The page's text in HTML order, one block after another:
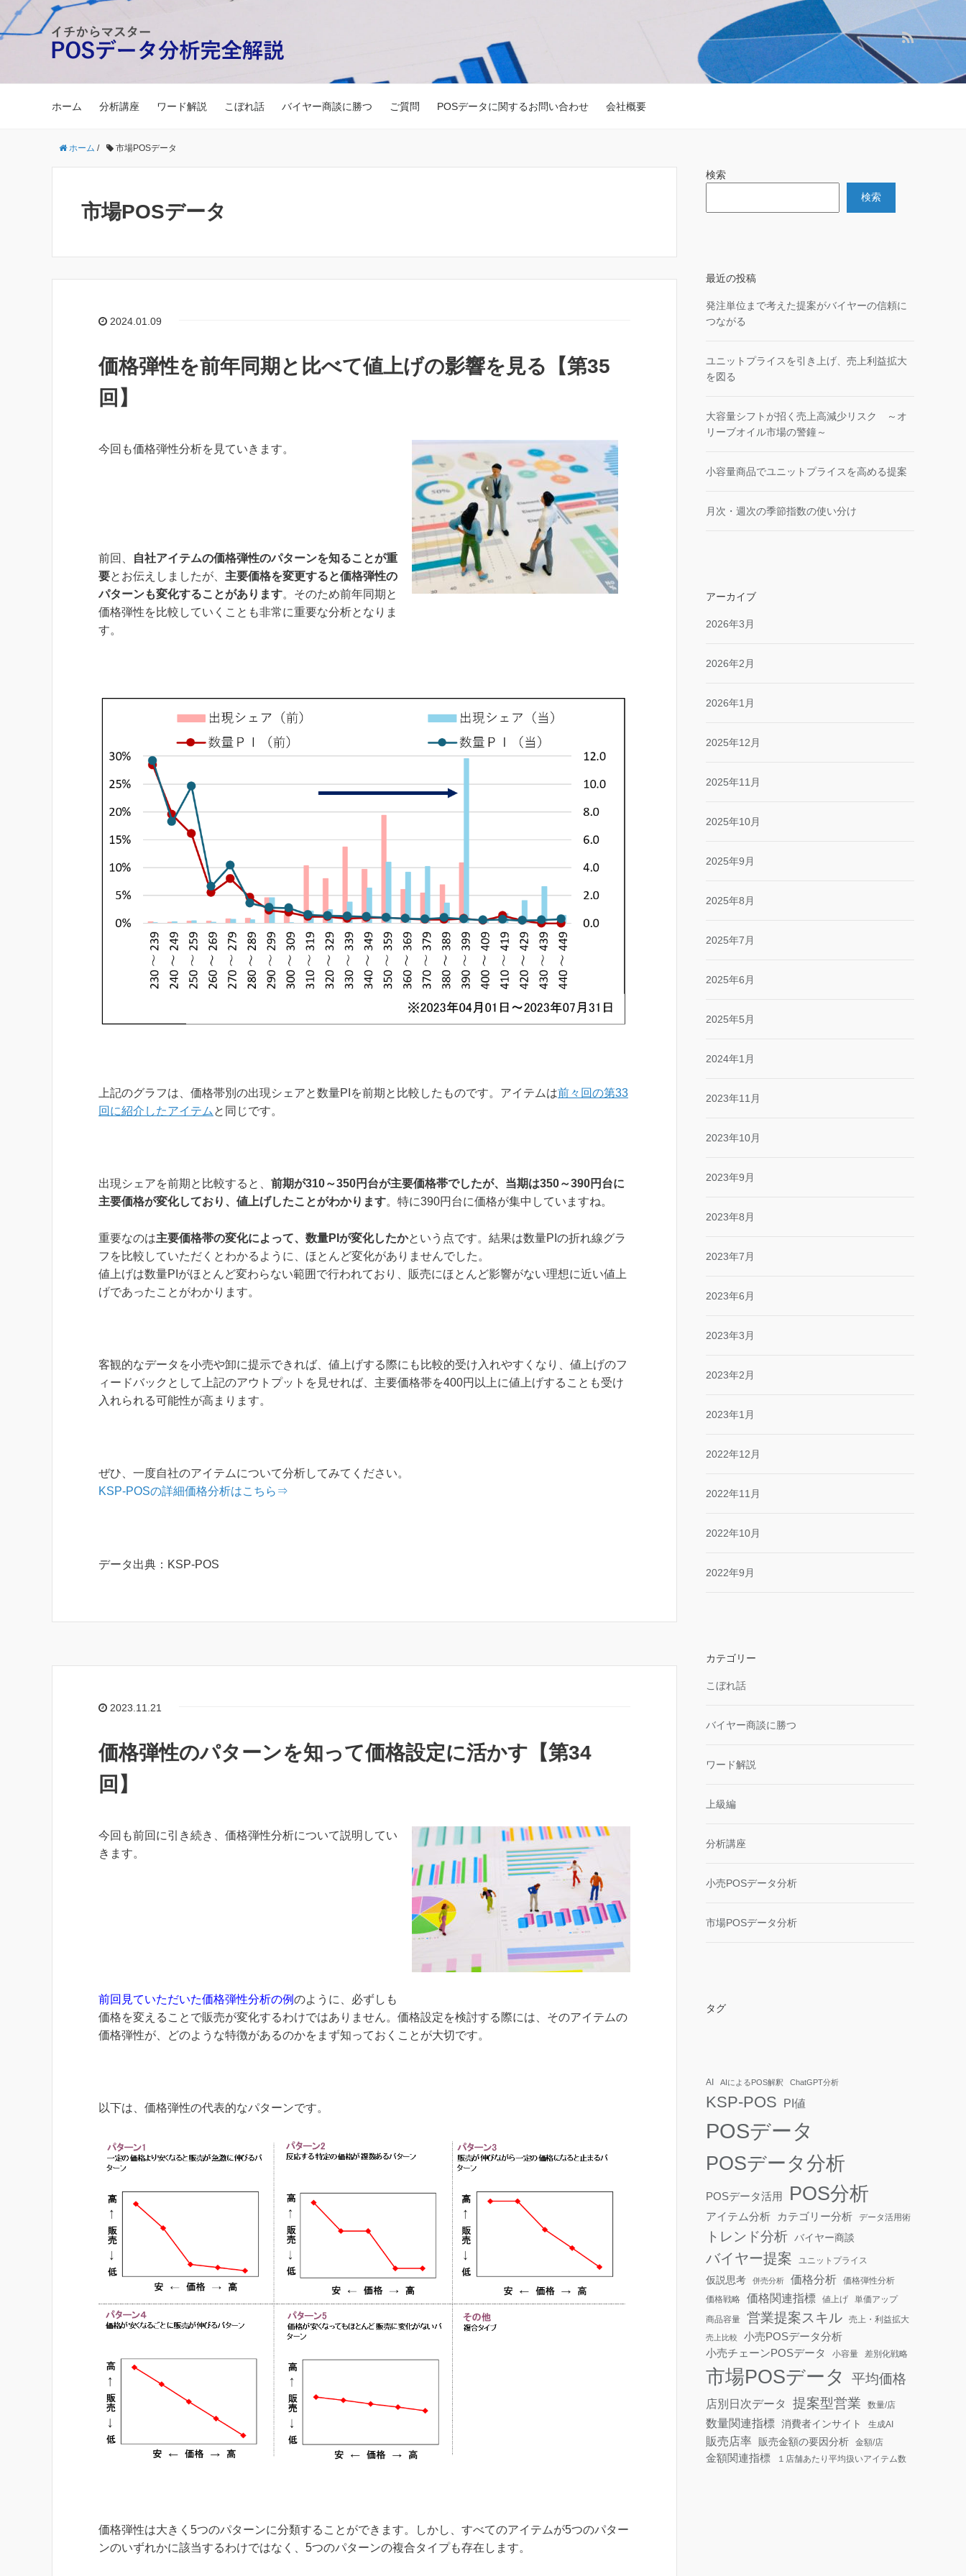
ホーム 分析講座 ワード解説 こぼれ話 バイヤー商談に勝つ ご質問 POSデータに関するお問い合わせ 会社概要
ホーム / 市場POSデータ
市場POSデータ
2024.01.09
価格弾性を前年同期と比べて値上げの影響を見る【第35
回】
今回も価格弾性分析を見ていきます。
前回、
自社アイテムの価格弾性のパターンを知ることが重
要とお伝えしましたが、 主要価格を変更すると価格弾性の
パターンも変化することがあります。そのため前年同期と
価格弾性を比較していくことも非常に重要な分析となりま
す。
上記のグラフは、価格帯別の出現シェアと数量PIを前期と比較したものです。アイテムは前々回の第33
回に紹介したアイテム と同じです。
出現シェアを前期と比較すると、 前期が310～350円台が主要価格帯でしたが、当期は350～390円台に
主要価格が変化しており、値上げしたことがわかります。特に390円台に価格が集中していますね。
重要なのは主要価格帯の変化によって、数量PIが変化したかという点です。結果は数量PIの折れ線グラ
フを比較していただくとわかるように、ほとんど変化がありませんでした。
値上げは数量PIがほとんど変わらない範囲で行われており、販売にほとんど影響がない理想に近い値上
げであったことがわかります。
客観的なデータを小売や卸に提示できれば、値上げする際にも比較的受け入れやすくなり、値上げのフ
ィードバックとして上記のアウトプットを見せれば、主要価格帯を400円以上に値上げすることも受け
入れられる可能性が高まります。
ぜひ、一度自社のアイテムについて分析してみてください。
KSP-POSの詳細価格分析はこちら⇒
データ出典：KSP-POS
2023.11.21
価格弾性のパターンを知って価格設定に活かす【第34
回】
今回も前回に引き続き、価格弾性分析について説明してい
きます。
前回見ていただいた価格弾性分析の例のように、必ずしも
価格を変えることで販売が変化するわけではありません。価格設定を検討する際には、そのアイテムの
価格弾性が、どのような特徴があるのかをまず知っておくことが大切です。
以下は、価格弾性の代表的なパターンです。
価格弾性は大きく5つのパターンに分類することができます。しかし、すべてのアイテムが5つのパター
ンのいずれかに該当するわけではなく、5つのパターンの複合タイプも存在します。
検索
検索
最近の投稿
発注単位まで考えた提案がバイヤーの信頼に
つながる
ユニットプライスを引き上げ、売上利益拡大
を図る
大容量シフトが招く売上高減少リスク ～オ
リーブオイル市場の警鐘～
小容量商品でユニットプライスを高める提案
月次・週次の季節指数の使い分け
アーカイブ
2026年3月
2026年2月
2026年1月
2025年12月
2025年11月
2025年10月
2025年9月
2025年8月
2025年7月
2025年6月
2025年5月
2024年1月
2023年11月
2023年10月
2023年9月
2023年8月
2023年7月
2023年6月
2023年3月
2023年2月
2023年1月
2022年12月
2022年11月
2022年10月
2022年9月
カテゴリー
こぼれ話
バイヤー商談に勝つ
ワード解説
上級編
分析講座
小売POSデータ分析
市場POSデータ分析
タグ
AI AIによるPOS解釈 ChatGPT分析
KSP-POS PI値
POSデータ
POSデータ分析
POSデータ活用 POS分析
アイテム分析 カテゴリー分析 データ活用術
トレンド分析 バイヤー商談
バイヤー提案 ユニットプライス
仮説思考 併売分析 価格分析
価格弾性分析
価格戦略
価格関連指標 値上げ
単価アップ
商品容量
営業提案スキル 売上・利益拡大
売上比較
小売POSデータ分析
小売チェーンPOSデータ
小容量 差別化戦略
市場POSデータ 平均価格
店別日次データ 提案型営業 数量/店
数量関連指標 消費者インサイト 生成AI
販売店率 販売金額の要因分析 金額/店
金額関連指標 １店舗あたり平均扱いアイテム数